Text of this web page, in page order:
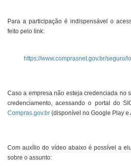
Para a participação é indispensável o
feito pelo link:
https://www.comprasnet.gov.br/seguro/
Caso a empresa não esteja credenciada no
credenciamento, acessando o portal do
Compras.gov.br (disponível no Google Play e
Com auxílio do vídeo abaixo é possível a
sobre o assunto: